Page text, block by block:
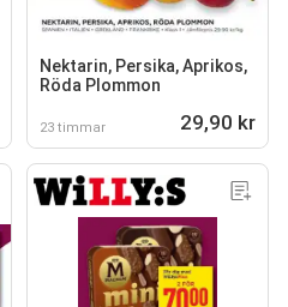
Nektarin, Persika, Aprikos,
Röda Plommon
23 timmar 29,90 kr